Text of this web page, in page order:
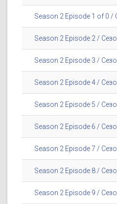
Season 2 Episode 1 of 0 /
Season 2 Episode 2 /
Season 2 Episode 3 /
Season 2 Episode 4 /
Season 2 Episode 5 /
Season 2 Episode 6 /
Season 2 Episode 7 /
Season 2 Episode 8 /
Season 2 Episode 9 /